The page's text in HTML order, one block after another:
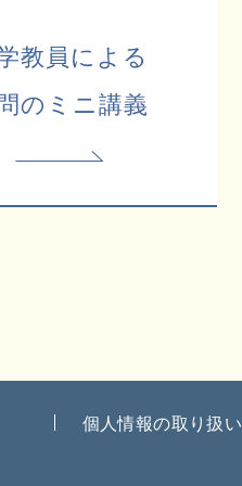
教員による
のミニ講義
個人情報の取り扱い